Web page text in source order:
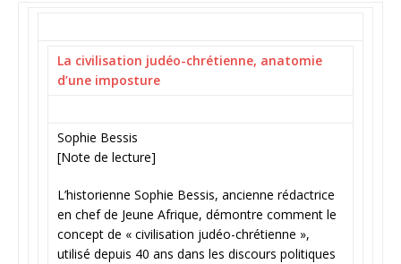
La civilisation judéo-chrétienne, anatomie
d’une imposture
Sophie Bessis
[Note de lecture]
L’historienne Sophie Bessis, ancienne rédactrice
en chef de Jeune Afrique, démontre comment le
concept de « civilisation judéo-chrétienne »,
utilisé depuis 40 ans dans les discours politiques